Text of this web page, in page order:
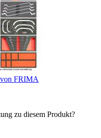
von FRIMA
zu diesem Produkt?